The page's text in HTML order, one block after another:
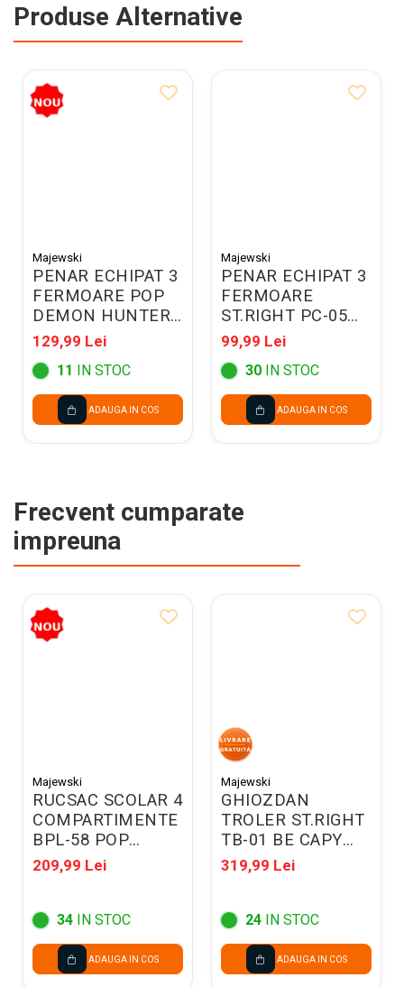
Produse Alternative
Majewski
PENAR ECHIPAT 3
FERMOARE POP
DEMON HUNTERS
VIOLET 304835
129,99 Lei
11 IN STOC
ADAUGA IN COS
Majewski
PENAR ECHIPAT 3
FERMOARE
ST.RIGHT PC-05
COSMIC SOCCER
301322
99,99 Lei
30 IN STOC
ADAUGA IN COS
Frecvent cumparate
impreuna
Majewski
RUCSAC SCOLAR 4
COMPARTIMENTE
BPL-58 POP
DEMON HUNTERS
VIOLET 304767
209,99 Lei
34 IN STOC
ADAUGA IN COS
Majewski
GHIOZDAN
TROLER ST.RIGHT
TB-01 BE CAPY
300776
319,99 Lei
24 IN STOC
ADAUGA IN COS